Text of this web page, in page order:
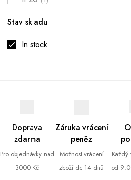
Stav skladu
In stock
Doprava
zdarma
Pro objednávky nad
3000 Kč
Záruka vrácení
peněz
Možnost vrácení
zboží do 14 dnů
Každý
od